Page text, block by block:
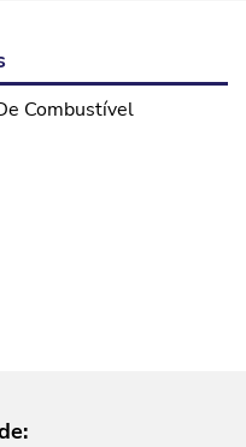
Combustível